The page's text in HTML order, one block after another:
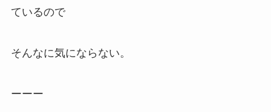
ているので
そんなに気にならない。
ーーー